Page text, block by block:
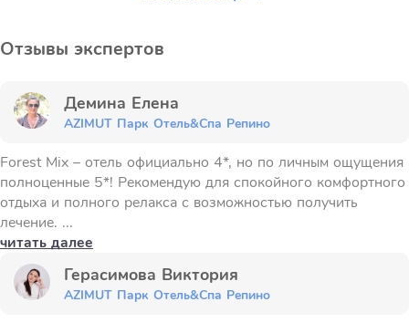
Отзывы экспертов
Демина Елена
AZIMUT Парк Отель&Спа Репино
Forest Mix – отель официально 4*, но по личным ощущения
полноценные 5*! Рекомендую для спокойного комфортного
отдыха и полного релакса с возможностью получить
лечение. ...
читать далее
Герасимова Виктория
AZIMUT Парк Отель&Спа Репино